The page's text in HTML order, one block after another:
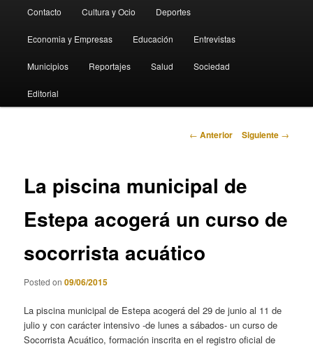
Contacto Cultura y Ocio Deportes
Economia y Empresas Educación Entrevistas
Municipios Reportajes Salud Sociedad
Editorial
Navegación
← Anterior Siguiente →
La piscina municipal de
Estepa acogerá un curso de
socorrista acuático
Posted on09/06/2015
La piscina municipal de Estepa acogerá del 29 de junio al 11 de
julio y con carácter intensivo -de lunes a sábados- un curso de
Socorrista Acuático, formación inscrita en el registro oficial de